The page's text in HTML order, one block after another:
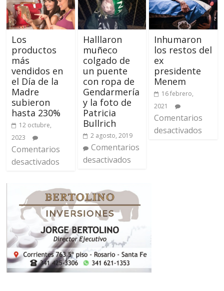
Los
productos
más
vendidos en
el Día de la
Madre
subieron
hasta 230%
12 octubre,
2023
Comentarios
desactivados
Halllaron
muñeco
colgado de
un puente
con ropa de
Gendarmería
y la foto de
Patricia
Bullrich
2 agosto, 2019
Comentarios
desactivados
Inhumaron
los restos del
ex
presidente
Menem
16 febrero,
2021
Comentarios
desactivados